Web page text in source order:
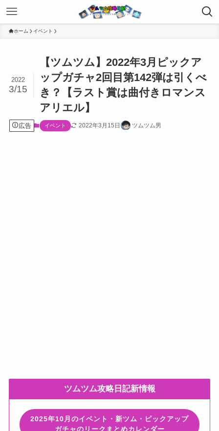
ホーム イベント
【ツムツム】2022年3月ピックア
ップガチャ2回目第142弾は引くべ
き？【ラスト賞は曲付きロマンス
アリエル】
2022
3/15
広告 イベント 2022年3月15日 ツムツム男
ツムツム攻略日記新情報
2025年10月のイベント・新ツム・ピックアップ
ガチャのリークまとめカレンダー